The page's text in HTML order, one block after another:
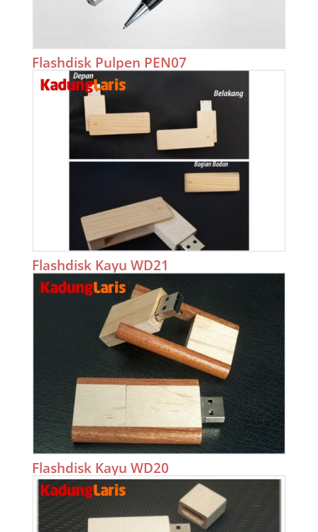
Flashdisk Pulpen PEN07
Flashdisk Kayu WD21
Flashdisk Kayu WD20